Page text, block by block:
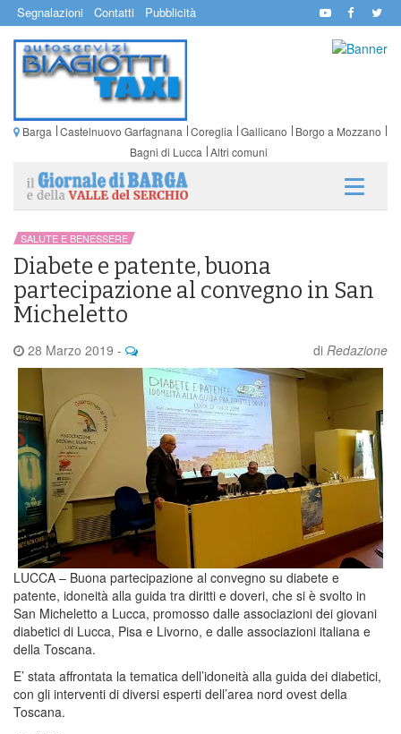
Segnalazioni Contatti Pubblicità
Barga Castelnuovo Garfagnana Coreglia Gallicano
Borgo a Mozzano
Bagni di Lucca Altri comuni
SALUTE E BENESSERE
Diabete e patente, buona
partecipazione al convegno in San
Micheletto
28 Marzo 2019 - di Redazione
LUCCA – Buona partecipazione al convegno su diabete e
patente, idoneità alla guida tra diritti e doveri, che si è svolto in
San Micheletto a Lucca, promosso dalle associazioni dei giovani
diabetici di Lucca, Pisa e Livorno, e dalle associazioni italiana e
della Toscana.
E’ stata affrontata la tematica dell’idoneità alla guida dei diabetici,
con gli interventi di diversi esperti dell’area nord ovest della
Toscana.